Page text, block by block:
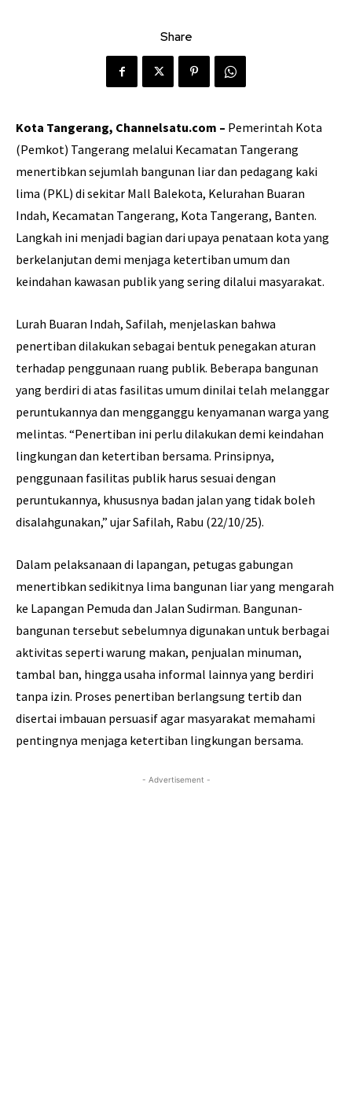
Share
Kota Tangerang, Channelsatu.com – Pemerintah Kota
(Pemkot) Tangerang melalui Kecamatan Tangerang
menertibkan sejumlah bangunan liar dan pedagang kaki
lima (PKL) di sekitar Mall Balekota, Kelurahan Buaran
Indah, Kecamatan Tangerang, Kota Tangerang, Banten.
Langkah ini menjadi bagian dari upaya penataan kota yang
berkelanjutan demi menjaga ketertiban umum dan
keindahan kawasan publik yang sering dilalui masyarakat.
Lurah Buaran Indah, Safilah, menjelaskan bahwa
penertiban dilakukan sebagai bentuk penegakan aturan
terhadap penggunaan ruang publik. Beberapa bangunan
yang berdiri di atas fasilitas umum dinilai telah melanggar
peruntukannya dan mengganggu kenyamanan warga yang
melintas. “Penertiban ini perlu dilakukan demi keindahan
lingkungan dan ketertiban bersama. Prinsipnya,
penggunaan fasilitas publik harus sesuai dengan
peruntukannya, khususnya badan jalan yang tidak boleh
disalahgunakan,” ujar Safilah, Rabu (22/10/25).
Dalam pelaksanaan di lapangan, petugas gabungan
menertibkan sedikitnya lima bangunan liar yang mengarah
ke Lapangan Pemuda dan Jalan Sudirman. Bangunan-
bangunan tersebut sebelumnya digunakan untuk berbagai
aktivitas seperti warung makan, penjualan minuman,
tambal ban, hingga usaha informal lainnya yang berdiri
tanpa izin. Proses penertiban berlangsung tertib dan
disertai imbauan persuasif agar masyarakat memahami
pentingnya menjaga ketertiban lingkungan bersama.
- Advertisement -